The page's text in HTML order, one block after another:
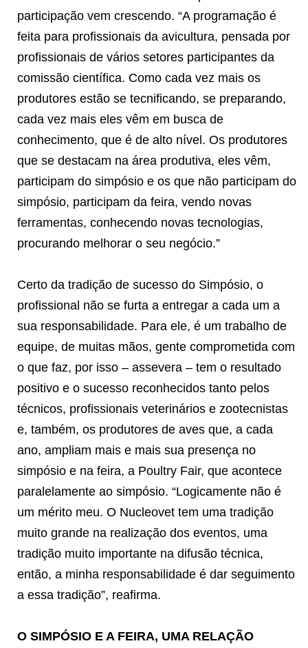
participação vem crescendo. “A programação é
feita para profissionais da avicultura, pensada por
profissionais de vários setores participantes da
comissão científica. Como cada vez mais os
produtores estão se tecnificando, se preparando,
cada vez mais eles vêm em busca de
conhecimento, que é de alto nível. Os produtores
que se destacam na área produtiva, eles vêm,
participam do simpósio e os que não participam do
simpósio, participam da feira, vendo novas
ferramentas, conhecendo novas tecnologias,
procurando melhorar o seu negócio.”
Certo da tradição de sucesso do Simpósio, o
profissional não se furta a entregar a cada um a
sua responsabilidade. Para ele, é um trabalho de
equipe, de muitas mãos, gente comprometida com
o que faz, por isso – assevera – tem o resultado
positivo e o sucesso reconhecidos tanto pelos
técnicos, profissionais veterinários e zootecnistas
e, também, os produtores de aves que, a cada
ano, ampliam mais e mais sua presença no
simpósio e na feira, a Poultry Fair, que acontece
paralelamente ao simpósio. “Logicamente não é
um mérito meu. O Nucleovet tem uma tradição
muito grande na realização dos eventos, uma
tradição muito importante na difusão técnica,
então, a minha responsabilidade é dar seguimento
a essa tradição”, reafirma.
O SIMPÓSIO E A FEIRA, UMA RELAÇÃO